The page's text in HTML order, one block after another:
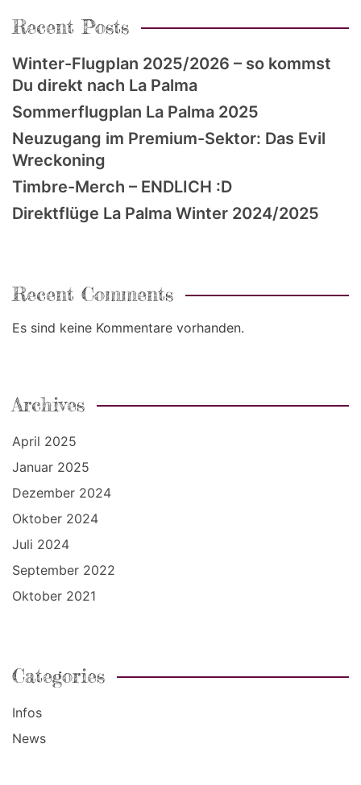
Recent Posts
Winter-Flugplan 2025/2026 – so kommst
Du direkt nach La Palma
Sommerflugplan La Palma 2025
Neuzugang im Premium-Sektor: Das Evil
Wreckoning
Timbre-Merch – ENDLICH :D
Direktflüge La Palma Winter 2024/2025
Recent Comments
Es sind keine Kommentare vorhanden.
Archives
April 2025
Januar 2025
Dezember 2024
Oktober 2024
Juli 2024
September 2022
Oktober 2021
Categories
Infos
News